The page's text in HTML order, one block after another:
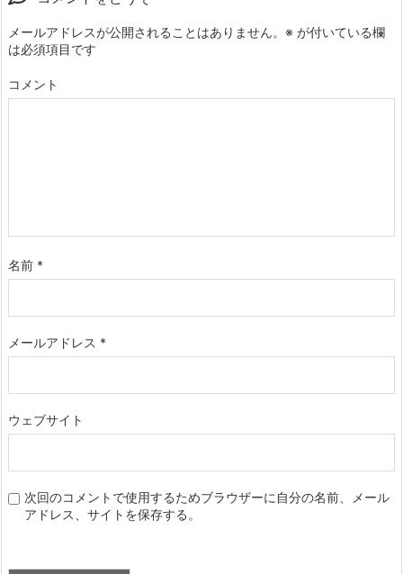
メールアドレスが公開されることはありません。 ※ が付いている欄
は必須項目です
コメント
名前 *
メールアドレス *
ウェブサイト
次回のコメントで使用するためブラウザーに自分の名前、メール
アドレス、サイトを保存する。